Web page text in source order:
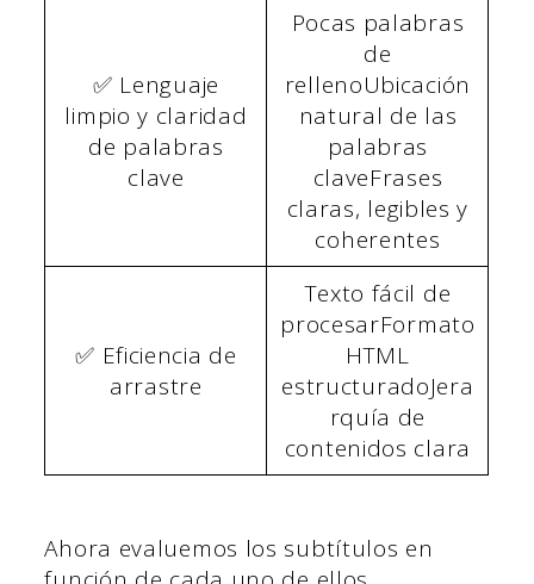
✅ Lenguaje
limpio y claridad
de palabras
clave
Pocas palabras
de
rellenoUbicación
natural de las
palabras
claveFrases
claras, legibles y
coherentes
✅ Eficiencia de
arrastre
Texto fácil de
procesarFormato
HTML
estructuradoJera
rquía de
contenidos clara
Ahora evaluemos los subtítulos en